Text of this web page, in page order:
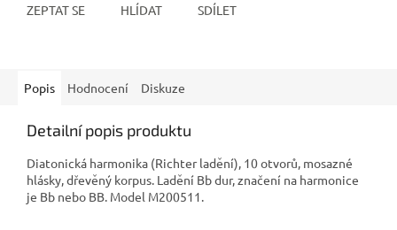
ZEPTAT SE HLÍDAT SDÍLET
Popis Hodnocení Diskuze
Detailní popis produktu
Diatonická harmonika (Richter ladění), 10 otvorů, mosazné
hlásky, dřevěný korpus. Ladění Bb dur, značení na harmonice
je Bb nebo BB. Model M200511.